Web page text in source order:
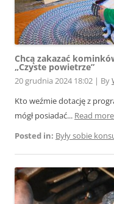
Chcą zakazać
„Czyste powietrze”
20 grudnia 2024 18:02 | By
Kto weźmie dotację z
mógł posiadać... Read
Posted in: Były sobie